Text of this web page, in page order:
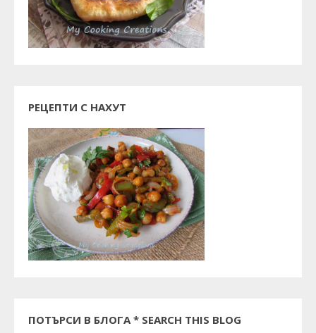
РЕЦЕПТИ С НАХУТ
ПОТЪРСИ В БЛОГА * SEARCH THIS BLOG